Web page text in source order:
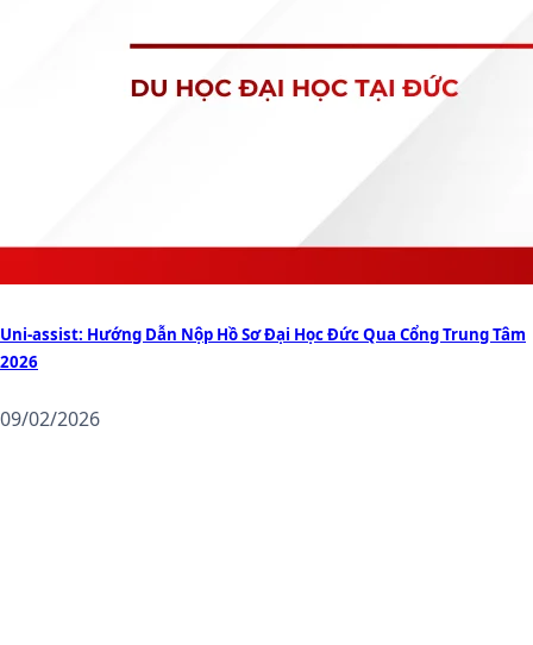
Uni-assist: Hướng Dẫn Nộp Hồ Sơ Đại Học Đức Qua Cổng Trung Tâm
2026
09/02/2026